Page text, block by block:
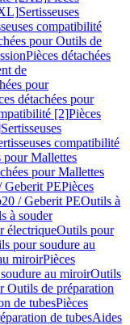
Sertisseuses
compatibilité
pour Outils de
Pièces détachées
de
pour
détachées pour
[2]Pièces
Sertisseuses
compatibilité
pour Mallettes
pour Mallettes
Geberit PEPièces
/ Geberit PEOutils à
à souder
électriqueOutils pour
pour soudure au
miroirPièces
au miroirOutils
Outils de préparation
de tubesPièces
de tubesAides